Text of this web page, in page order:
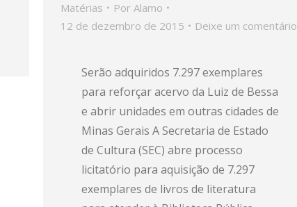
Matérias Por Alamo
12 de dezembro de 2015
Deixe um comentário
Serão adquiridos 7.297 exemplares
para reforçar acervo da Luiz de Bessa
e abrir unidades em outras cidades de
Minas Gerais A Secretaria de Estado
de Cultura (SEC) abre processo
licitatório para aquisição de 7.297
exemplares de livros de literatura